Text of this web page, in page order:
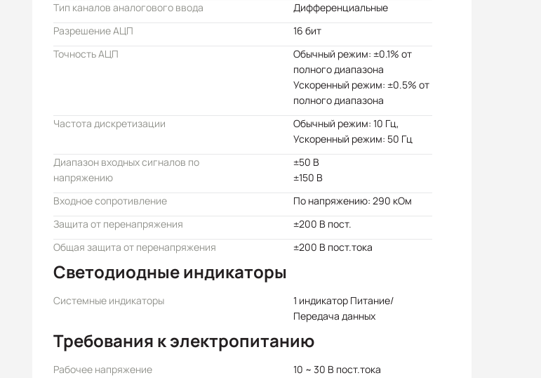
Тип каналов аналогового ввода
Дифференциальные
Разрешение АЦП
16 бит
Точность АЦП
Обычный режим: ±0.1% от
полного диапазона
Ускоренный режим: ±0.5% от
полного диапазона
Частота дискретизации
Обычный режим: 10 Гц,
Ускоренный режим: 50 Гц
Диапазон входных сигналов по
напряжению
±50 В
±150 В
Входное сопротивление
По напряжению: 290 кОм
Защита от перенапряжения
±200 В пост.
Общая защита от перенапряжения
±200 В пост.тока
Светодиодные индикаторы
Системные индикаторы
1 индикатор Питание/
Передача данных
Требования к электропитанию
Рабочее напряжение
10 ~ 30 В пост.тока